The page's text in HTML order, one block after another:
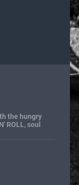
the hungry
ROLL,soul